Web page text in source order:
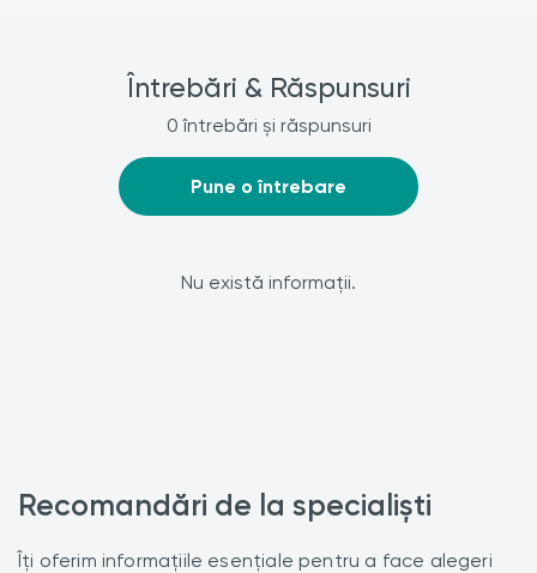
Întrebări & Răspunsuri
0 întrebări și răspunsuri
Pune o întrebare
Nu există informații.
Recomandări de la specialiști
Îți oferim informațiile esențiale pentru a face alegeri